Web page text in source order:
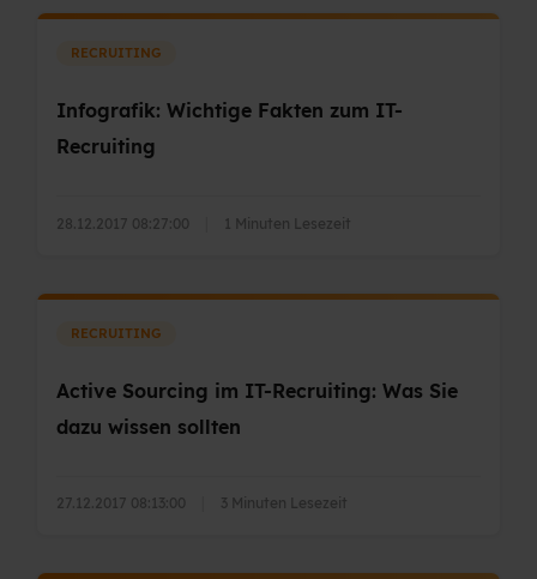
RECRUITING
Infografik: Wichtige Fakten zum IT-
Recruiting
28.12.2017 08:27:00 1 Minuten Lesezeit
RECRUITING
Active Sourcing im IT-Recruiting: Was Sie
dazu wissen sollten
27.12.2017 08:13:00 3 Minuten Lesezeit